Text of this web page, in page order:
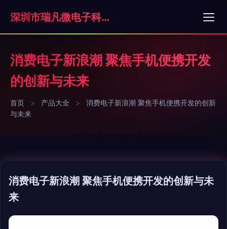
深圳市瑞凡微电子科技有限公司
消费电子新浪潮 聚焦手机便携开发
的创新与未来
首页 > 产品大全 >
消费电子新浪潮 聚焦手机便携开发的创新
与未来
消费电子新浪潮 聚焦手机便携开发的创新与未
来